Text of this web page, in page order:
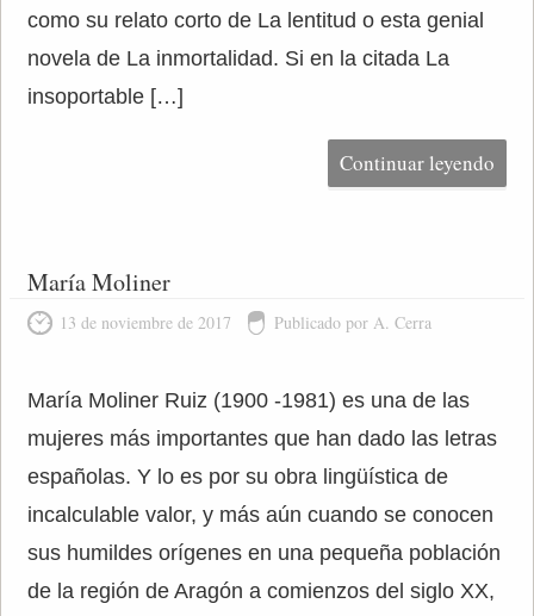
como su relato corto de La lentitud o esta genial
novela de La inmortalidad. Si en la citada La
insoportable […]
Continuar leyendo
María Moliner
13 de noviembre de 2017 Publicado por A. Cerra
María Moliner Ruiz (1900 -1981) es una de las
mujeres más importantes que han dado las letras
españolas. Y lo es por su obra lingüística de
incalculable valor, y más aún cuando se conocen
sus humildes orígenes en una pequeña población
de la región de Aragón a comienzos del siglo XX,